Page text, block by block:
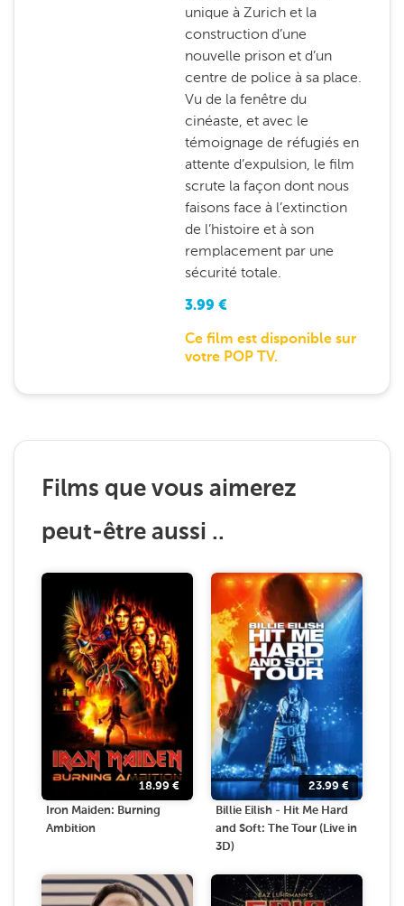
unique à Zurich et la
construction d’une
nouvelle prison et d’un
centre de police à sa place.
Vu de la fenêtre du
cinéaste, et avec le
témoignage de réfugiés en
attente d’expulsion, le film
scrute la façon dont nous
faisons face à l’extinction
de l’histoire et à son
remplacement par une
sécurité totale.
3.99 €
Ce film est disponible sur
votre POP TV.
Films que vous aimerez
peut-être aussi ..
18.99 €
Iron Maiden: Burning
Ambition
23.99€
Billie Eilish - Hit Me Hard
and Soft: The Tour (Live in
3D)